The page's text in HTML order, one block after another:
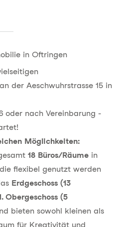
in Oftringen
der Aeschwuhrstrasse 15 in
oder nach Vereinbarung -
Möglichkeiten:
18 Büros/Räume in
flexibel genutzt werden
Erdgeschoss (13
Obergeschoss (5
bieten sowohl kleinen als
für Kreativität und